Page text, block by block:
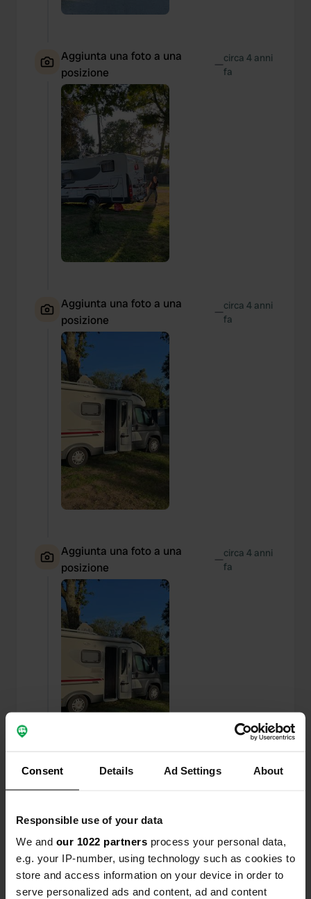
Consent Details Ad Settings About
Responsible use of your data
We and our 1022 partners process your personal data,
e.g. your IP-number, using technology such as cookies to
store and access information on your device in order to
serve personalized ads and content, ad and content
Aggiunta una foto a una
posizione
—circa 4 anni
fa
Aggiunta una foto a una
posizione
—circa 4 anni
fa
Aggiunta una foto a una
posizione
—circa 4 anni
fa
Sitecode:100754
volta!Silenzioso, vicinissimo alla spiaggia,
ombreggiato. Siamo molto soddisfatti! Doccia, wc,
elettricità, Sani, tutto è lì e ben tenuto
Tradotto da GoogleMostra originale